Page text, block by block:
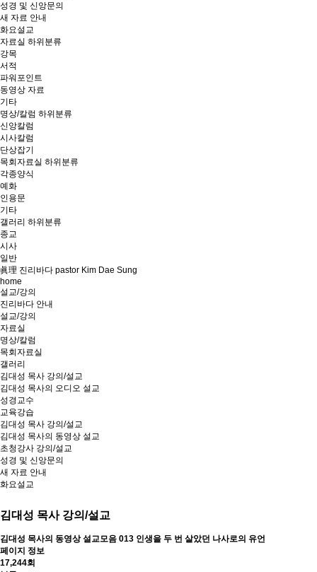
성경 및 신앙문의
새 자료 안내
화요설교
자료실 하위분류
강목
서적
파워포인트
동영상 자료
기타
명상/칼럼 하위분류
신앙칼럼
시사칼럼
단상잡기
목회자료실 하위분류
각종양식
예화
인용문
기타
갤러리 하위분류
종교
시사
일반
眞理 진리바다 pastor Kim Dae Sung
home
설교/강의
진리바다 안내
설교/강의
자료실
명상/칼럼
목회자료실
갤러리
김대성 목사 강의/설교
김대성 목사의 오디오 설교
성경교수
교육강습
김대성 목사 강의/설교
김대성 목사의 동영상 설교
초청강사 강의/설교
성경 및 신앙문의
새 자료 안내
화요설교
김대성 목사 강의/설교
김대성 목사의 동영상 설교모음 013 인생을 두 번 살았던 나사로의 유언
페이지 정보
17,244회